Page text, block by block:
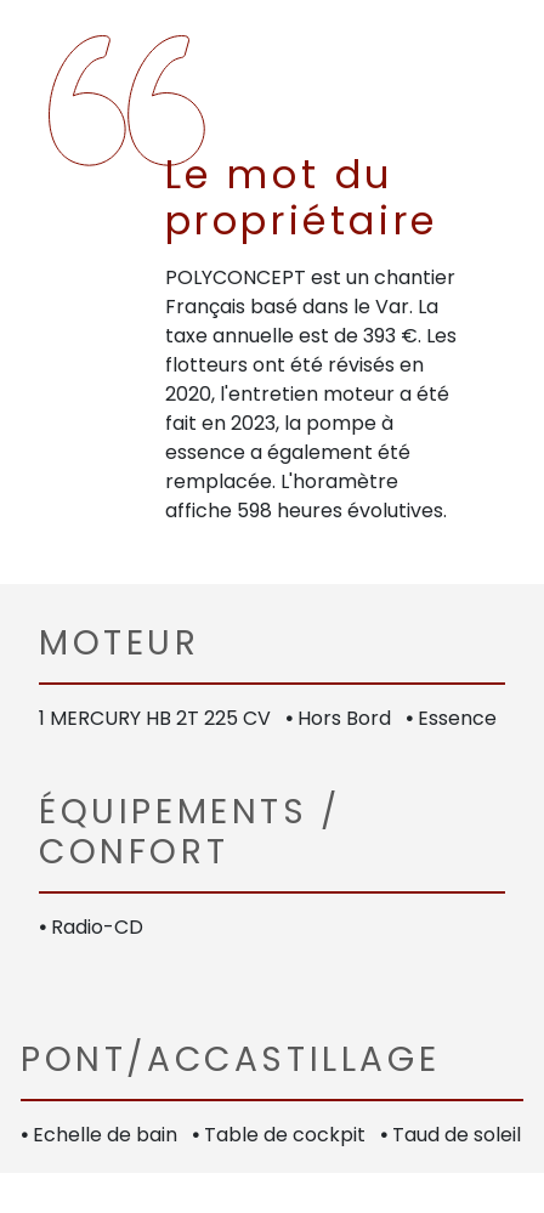
Le mot du
propriétaire
POLYCONCEPT est un chantier
Français basé dans le Var. La
taxe annuelle est de 393 €. Les
flotteurs ont été révisés en
2020, l'entretien moteur a été
fait en 2023, la pompe à
essence a également été
remplacée. L'horamètre
affiche 598 heures évolutives.
MOTEUR
1 MERCURY HB 2T 225 CV • Hors Bord • Essence
ÉQUIPEMENTS /
CONFORT
• Radio-CD
PONT/ACCASTILLAGE
• Echelle de bain • Table de cockpit • Taud de soleil